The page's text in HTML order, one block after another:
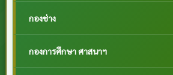
กองช่าง
กองการศึกษา ศาสนาฯ